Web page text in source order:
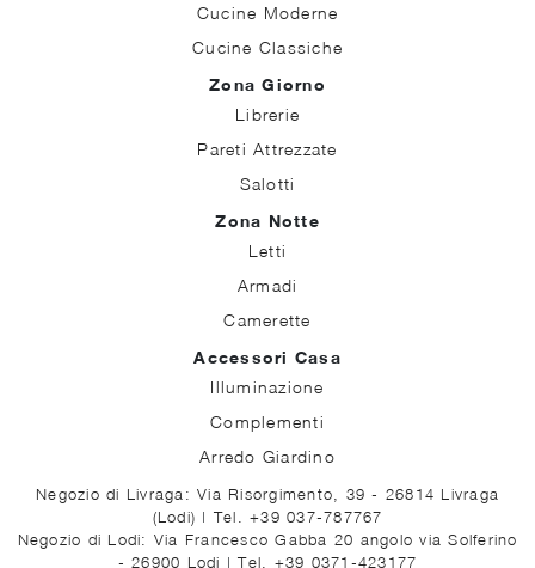
Cucine Moderne
Cucine Classiche
Zona Giorno
Librerie
Pareti Attrezzate
Salotti
Zona Notte
Letti
Armadi
Camerette
Accessori Casa
Illuminazione
Complementi
Arredo Giardino
Negozio di Livraga: Via Risorgimento, 39 - 26814 Livraga
(Lodi) | Tel. +39 037-787767
Negozio di Lodi: Via Francesco Gabba 20 angolo via Solferino
- 26900 Lodi |Tel. +39 0371-423177